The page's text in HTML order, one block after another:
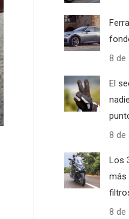
8 de
El
8 de
Los
más
8 de